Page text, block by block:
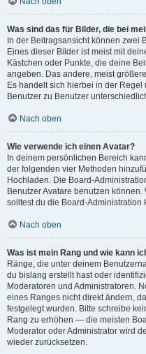
Was sind das für Bilder, die bei
In der Beitragsansicht können zwei
Eines dieser Bilder ist meist mit
Kästchen oder Punkte, die deine
angeben. Das andere, meist
Es handelt sich hierbei in der
Benutzer zu Benutzer
Nach oben
Wie verwende ich einen Avatar?
In deinem persönlichen Bereich
der folgenden vier Methoden
Hochladen. Die Board-
Benutzer Avatare benutzen
solltest du die Board-Administration
Nach oben
Was ist mein Rang und wie kann
Ränge, die unter deinem
du bislang erstellt hast oder
Moderatoren und Administratoren.
eines Ranges nicht direkt ändern,
festgelegt wurden. Bitte schreibe
Rang zu erhöhen — die meisten
Moderator oder Administrator wird
wieder zurücksetzen.